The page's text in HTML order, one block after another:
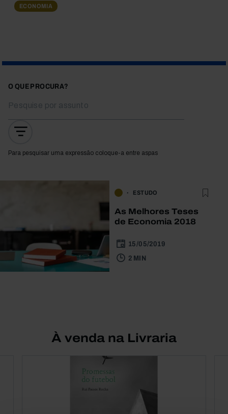
ECONOMIA
O QUE PROCURA?
Para pesquisar uma expressão coloque-a entre aspas
ESTUDO
As Melhores Teses
de Economia 2018
15/05/2019
2 MIN
À venda na Livraria